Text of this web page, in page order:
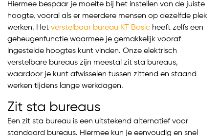
Hiermee bespaar je moeite bij het instellen van de juiste
hoogte, vooral als er meerdere mensen op dezelfde plek
werken. Het verstelbaar bureau KT Basic heeft zelfs een
geheugenfunctie waarmee je gemakkelijk vooraf
ingestelde hoogtes kunt vinden. Onze elektrisch
verstelbare bureaus zijn meestal zit sta bureaus,
waardoor je kunt afwisselen tussen zittend en staand
werken tijdens lange werkdagen.
Zit sta bureaus
Een zit sta bureau is een uitstekend alternatief voor
standaard bureaus. Hiermee kun je eenvoudig en snel